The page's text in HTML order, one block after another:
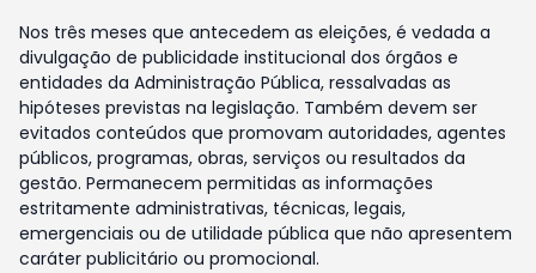
Nos três meses que antecedem as eleições, é vedada a
divulgação de publicidade institucional dos órgãos e
entidades da Administração Pública, ressalvadas as
hipóteses previstas na legislação. Também devem ser
evitados conteúdos que promovam autoridades, agentes
públicos, programas, obras, serviços ou resultados da
gestão. Permanecem permitidas as informações
estritamente administrativas, técnicas, legais,
emergenciais ou de utilidade pública que não apresentem
caráter publicitário ou promocional.